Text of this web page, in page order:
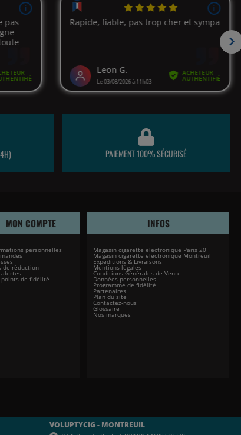
PAIEMENT 100% SÉCURISÉ
MON COMPTE
personnelles
de réduction
alertes
points de fidélité
INFOS
Magasin cigarette electronique Paris 20
Magasin cigarette electronique Montreuil
Expéditions & Livraisons
Mentions légales
Conditions Générales de Vente
Données personnelles
Programme de fidélité
Partenaires
Plan du site
Contactez-nous
Glossaire
Nos marques
VOLUPTYCIG - MONTREUIL